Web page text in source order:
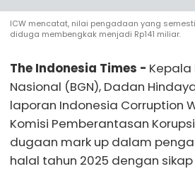
ICW mencatat, nilai pengadaan yang
diduga membengkak menjadi Rp141 miliar.
The Indonesia Times - Kepala
Nasional (BGN), Dadan
laporan Indonesia Corruption
Komisi Pemberantasan
dugaan mark up dalam
halal tahun 2025 dengan